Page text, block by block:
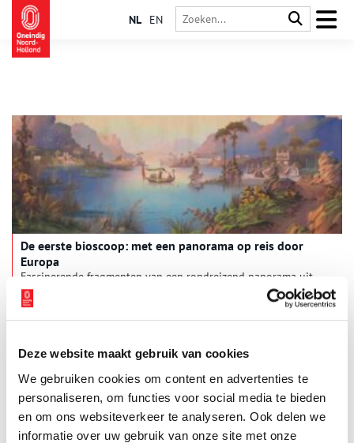
Deze website maakt gebruik van cookies
We gebruiken cookies om content en advertenties te
personaliseren, om functies voor social media te bieden
en om ons websiteverkeer te analyseren. Ook delen we
informatie over uw gebruik van onze site met onze
NL EN
De eerste bioscoop: met een panorama op reis door
Europa
Fascinerende fragmenten van een rondreizend panorama uit
1853, dat de mooiste plekjes van Zuid-Europa toont, en dat de
Grote Markt van Haarlem heeft aangedaan, zijn nu in het
Rijksmuseum te zien.